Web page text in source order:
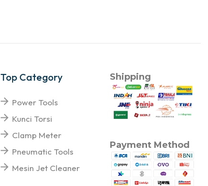
Top Category
Power Tools
Kunci Torsi
Clamp Meter
Pneumatic Tools
Mesin Jet Cleaner
Shipping
Payment Method